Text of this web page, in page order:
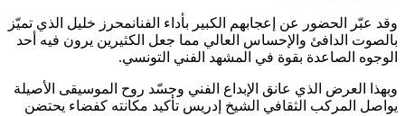
وقد عبّر الحضور عن إعجابهم الكبير بأداء الفنانمحرز خليل الذي تميّز
بالصوت الدافئ والإحساس العالي مما جعل الكثيرين يرون فيه أحد
الوجوه الصاعدة بقوة في المشهد الفني التونسي.
وبهذا العرض الذي عانق الإبداع الفني وجسّد روح الموسيقى الأصيلة
يواصل المركب الثقافي الشيخ إدريس تأكيد مكانته كفضاء يحتضن